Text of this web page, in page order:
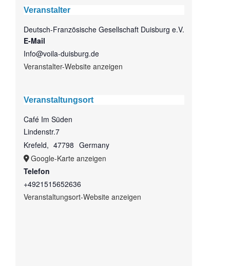
Veranstalter
Deutsch-Französische Gesellschaft Duisburg e.V.
E-Mail
Info@voila-duisburg.de
Veranstalter-Website anzeigen
Veranstaltungsort
Café Im Süden
Lindenstr.7
Krefeld, 47798 Germany
Google-Karte anzeigen
Telefon
+4921515652636
Veranstaltungsort-Website anzeigen